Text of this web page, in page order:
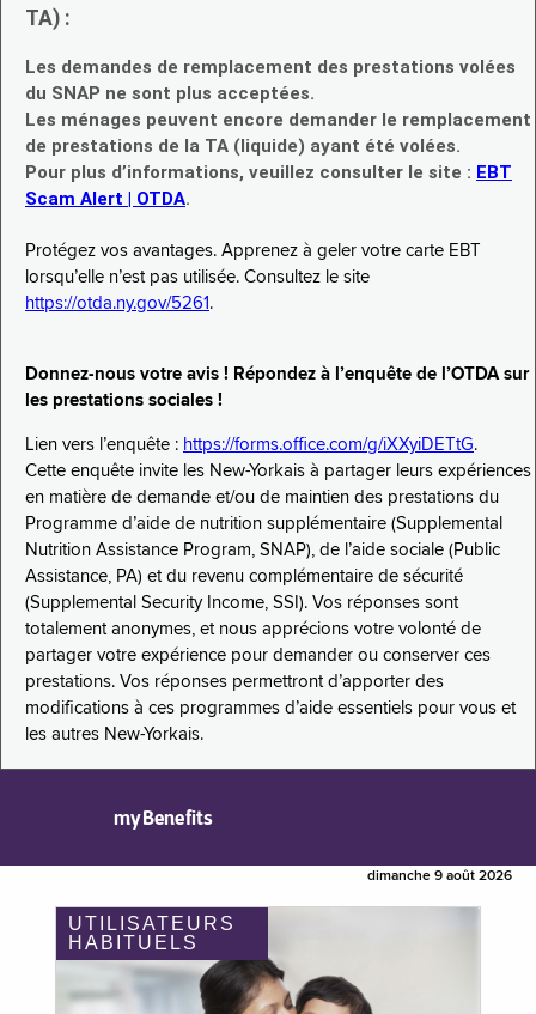
TA) :
Les demandes de remplacement des prestations volées
du SNAP ne sont plus acceptées.
Les ménages peuvent encore demander le remplacement
de prestations de la TA (liquide) ayant été volées.
Pour plus d’informations, veuillez consulter le site : EBT
Scam Alert | OTDA.
Protégez vos avantages. Apprenez à geler votre carte EBT
lorsqu’elle n’est pas utilisée. Consultez le site
https://otda.ny.gov/5261 .
Donnez-nous votre avis ! Répondez à l’enquête de l’OTDA sur
les prestations sociales !
Lien vers l’enquête : https://forms.office.com/g/iXXyiDETtG.
Cette enquête invite les New-Yorkais à partager leurs expériences
en matière de demande et/ou de maintien des prestations du
Programme d’aide de nutrition supplémentaire (Supplemental
Nutrition Assistance Program, SNAP), de l’aide sociale (Public
Assistance, PA) et du revenu complémentaire de sécurité
(Supplemental Security Income, SSI). Vos réponses sont
totalement anonymes, et nous apprécions votre volonté de
partager votre expérience pour demander ou conserver ces
prestations. Vos réponses permettront d’apporter des
modifications à ces programmes d’aide essentiels pour vous et
les autres New-Yorkais.
myBenefits
dimanche 9 août 2026
UTILISATEURS
HABITUELS